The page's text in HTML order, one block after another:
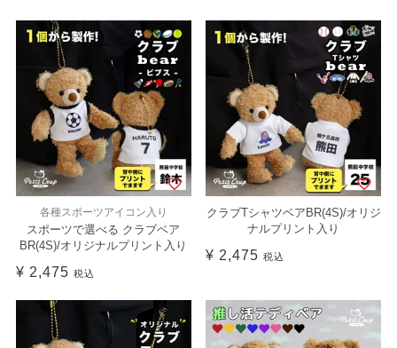
各種スポーツアイコン入り
スポーツで選べる クラブベア
BR(4S)/オリジナルプリント入り
¥ 2,475 税込
クラブTシャツベアBR(4S)/オリジ
ナルプリント入り
¥ 2,475 税込